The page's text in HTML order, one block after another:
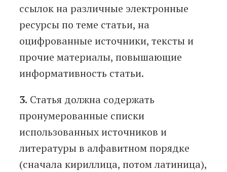
ссылок на различные электронные
ресурсы по теме статьи, на
оцифрованные источники, тексты и
прочие материалы, повышающие
информативность статьи.
3. Статья должна содержать
пронумерованные списки
использованных источников и
литературы в алфавитном порядке
(сначала кириллица, потом латиница),